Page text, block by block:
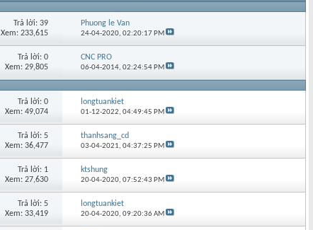
Trả lời: 39
Xem: 233,615
Phuong le Van
24-04-2020,02:20:17 PM
Trả lời: 0
Xem: 29,805
CNC PRO
06-04-2014,02:24:54 PM
Trả lời: 0
Xem: 49,074
longtuankiet
01-12-2022,04:49:45 PM
Trả lời: 5
Xem: 36,477
thanhsang_cd
03-04-2021,04:37:25 PM
Trả lời: 1
Xem: 27,630
ktshung
20-04-2020,07:52:43 PM
Trả lời: 5
Xem: 33,419
longtuankiet
20-04-2020,09:20:36 AM